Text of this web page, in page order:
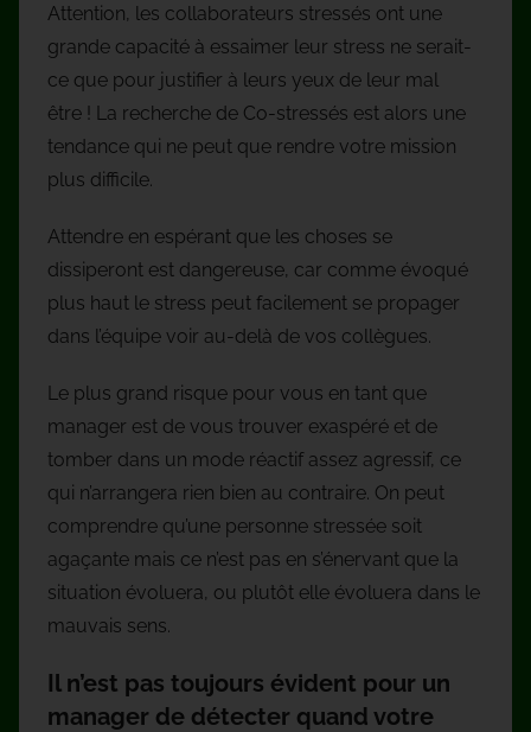
Attention, les collaborateurs stressés ont une
grande capacité à essaimer leur stress ne serait-
ce que pour justifier à leurs yeux de leur mal
être ! La recherche de Co-stressés est alors une
tendance qui ne peut que rendre votre mission
plus difficile.
Attendre en espérant que les choses se
dissiperont est dangereuse, car comme évoqué
plus haut le stress peut facilement se propager
dans l’équipe voir au-delà de vos collègues.
Le plus grand risque pour vous en tant que
manager est de vous trouver exaspéré et de
tomber dans un mode réactif assez agressif, ce
qui n’arrangera rien bien au contraire. On peut
comprendre qu’une personne stressée soit
agaçante mais ce n’est pas en s’énervant que la
situation évoluera, ou plutôt elle évoluera dans le
mauvais sens.
Il n’est pas toujours évident pour un
manager de détecter quand votre